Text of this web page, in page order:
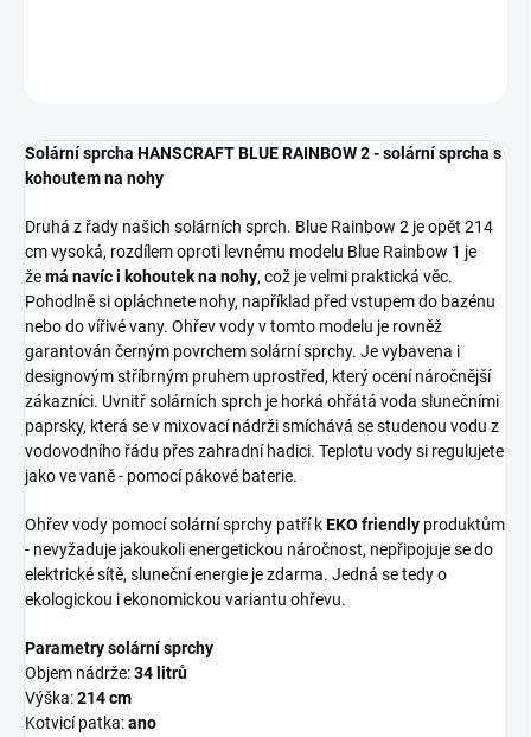
Solární sprcha HANSCRAFT BLUE RAINBOW 2 - solární sprcha s
kohoutem na nohy
Druhá z řady našich solárních sprch. Blue Rainbow 2 je opět 214
cm vysoká, rozdílem oproti levnému modelu Blue Rainbow 1 je
žemá navíc i kohoutek na nohy, což je velmi praktická věc.
Pohodlně si opláchnete nohy, například před vstupem do bazénu
nebo do vířivé vany. Ohřev vody v tomto modelu je rovněž
garantován černým povrchem solární sprchy. Je vybavena i
designovým stříbrným pruhem uprostřed, který ocení náročnější
zákazníci. Uvnitř solárních sprch je horká ohřátá voda slunečními
paprsky, která se v mixovací nádrži smíchává se studenou vodu z
vodovodního řádu přes zahradní hadici. Teplotu vody si regulujete
jako ve vaně - pomocí pákové baterie.
Ohřev vody pomocí solární sprchy patří kEKO friendly produktům
- nevyžaduje jakoukoli energetickou náročnost, nepřipojuje se do
elektrické sítě, sluneční energie je zdarma. Jedná se tedy o
ekologickou i ekonomickou variantu ohřevu.
Parametry solární sprchy
Objem nádrže:34 litrů
Výška:214 cm
Kotvicí patka:ano